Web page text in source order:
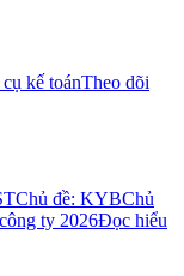
kế toánTheo dõi
Chủ đề: KYBChủ
ty 2026Đọc hiểu